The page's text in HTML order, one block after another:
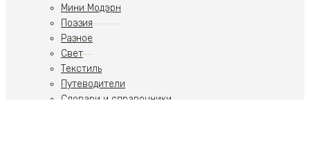
Мини Модэрн
Поэзия
Разное
Свет
Текстиль
Путеводители
Словари и справочники